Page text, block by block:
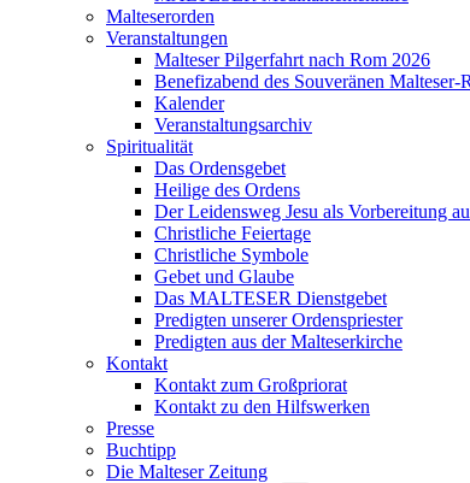
Malteserorden
Veranstaltungen
Malteser Pilgerfahrt nach Rom 2026
Benefizabend des Souveränen
Kalender
Veranstaltungsarchiv
Spiritualität
Das Ordensgebet
Heilige des Ordens
Der Leidensweg Jesu als Vorbereitung
Christliche Feiertage
Christliche Symbole
Gebet und Glaube
Das MALTESER Dienstgebet
Predigten unserer Ordenspriester
Predigten aus der Malteserkirche
Kontakt
Kontakt zum Großpriorat
Kontakt zu den Hilfswerken
Presse
Buchtipp
Die Malteser Zeitung